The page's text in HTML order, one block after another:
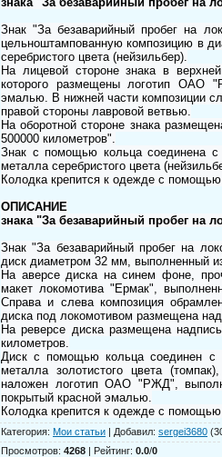
Знак "За безаварийный пробег на
цельноштампованную композицию в
серебристого цвета (нейзильбер).
На лицевой стороне знака в
которого размещены логотип ОАО
эмалью. В нижней части композиции
правой стороны лавровой ветвью.
На оборотной стороне знака
500000 километров".
Знак с помощью кольца соединена
металла серебристого цвета
Колодка крепится к одежде с
ОПИСАНИЕ
знака "За безаварийный пробег на
Знак "За безаварийный пробег на
диск диаметром 32 мм, выполненный
На аверсе диска на синем фоне,
макет локомотива "Ермак",
Справа и слева композиция
диска под локомотивом размещена
На реверсе диска размещена
километров.
Диск с помощью кольца соединен с
металла золотистого цвета
наложен логотип ОАО "РЖД",
покрытый красной эмалью.
Колодка крепится к одежде с
Категория: Мои статьи | Добавил: sergei3680
Просмотров: 4268 | Рейтинг: 0.0/0